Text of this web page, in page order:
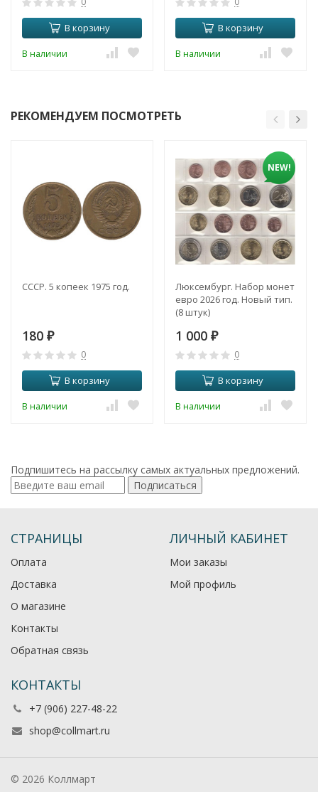
В корзину
В наличии
В корзину
В наличии
РЕКОМЕНДУЕМ ПОСМОТРЕТЬ
СССР. 5 копеек 1975 год.
180 ₽
0
В корзину
В наличии
NEW!
Люксембург. Набор монет
евро 2026 год. Новый тип.
(8 штук)
1 000 ₽
0
В корзину
В наличии
Подпишитесь на рассылку самых актуальных предложений.
Подписаться
СТРАНИЦЫ
Оплата
Доставка
О магазине
Контакты
Обратная связь
ЛИЧНЫЙ КАБИНЕТ
Мои заказы
Мой профиль
КОНТАКТЫ
+7 (906) 227-48-22
shop@collmart.ru
© 2026 Коллмарт